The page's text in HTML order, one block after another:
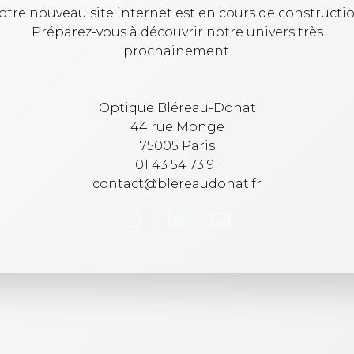
nouveau site internet est en cours de
Préparez-vous à découvrir notre univers très
prochainement.
Optique Bléreau-Donat
44 rue Monge
75005 Paris
01 43 54 73 91
contact@blereaudonat.fr